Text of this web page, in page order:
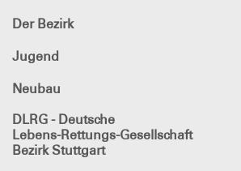
Der Bezirk
Jugend
Neubau
DLRG - Deutsche
Lebens-Rettungs-Gesellschaft
Bezirk Stuttgart